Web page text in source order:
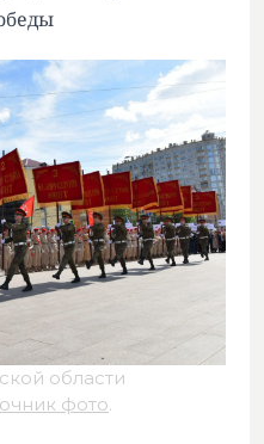
области
фото.